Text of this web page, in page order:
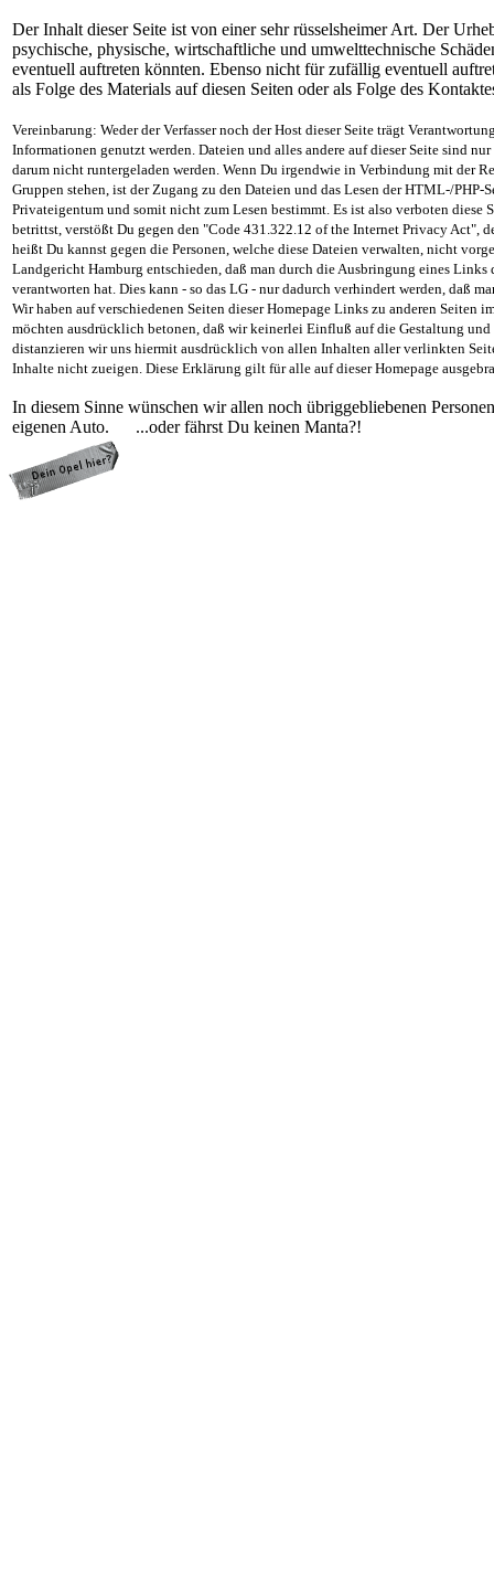
Der Inhalt dieser Seite ist von einer sehr rüsselsheimer Art. Der
psychische, physische, wirtschaftliche und umwelttechnische
eventuell auftreten könnten. Ebenso nicht für zufällig eventuell
als Folge des Materials auf diesen Seiten oder als Folge des
Vereinbarung: Weder der Verfasser noch der Host dieser Seite trägt
Informationen genutzt werden. Dateien und alles andere auf dieser Seite sind
darum nicht runtergeladen werden. Wenn Du irgendwie in Verbindung mit der
Gruppen stehen, ist der Zugang zu den Dateien und das Lesen der HTML-/
Privateigentum und somit nicht zum Lesen bestimmt. Es ist also verboten diese
betrittst, verstößt Du gegen den "Code 431.322.12 of the Internet Privacy Act",
heißt Du kannst gegen die Personen, welche diese Dateien verwalten, nicht
Landgericht Hamburg entschieden, daß man durch die Ausbringung eines
verantworten hat. Dies kann - so das LG - nur dadurch verhindert werden, daß
Wir haben auf verschiedenen Seiten dieser Homepage Links zu anderen
möchten ausdrücklich betonen, daß wir keinerlei Einfluß auf die Gestaltung
distanzieren wir uns hiermit ausdrücklich von allen Inhalten aller verlinkten
Inhalte nicht zueigen. Diese Erklärung gilt für alle auf dieser Homepage
In diesem Sinne wünschen wir allen noch übriggebliebenen
eigenen Auto. ...oder fährst Du keinen Manta?!